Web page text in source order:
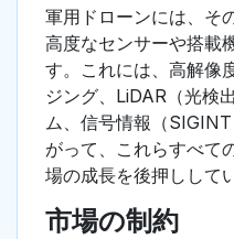
軍用ドローンには、そ
高度なセンサーや搭載
す。これには、高解像
ジング、LiDAR（光検
ム、信号情報（
がって、これらすべて
場の成長を後押しして
市場の制約